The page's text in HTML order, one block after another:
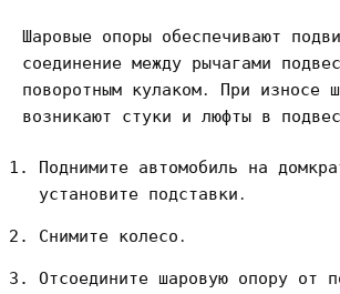
Шаровые опоры обеспечивают
соединение между рычагами
поворотным кулаком․ При износе
возникают стуки и люфты в
Поднимите автомобиль на
установите подставки․
Снимите колесо․
Отсоедините шаровую опору от